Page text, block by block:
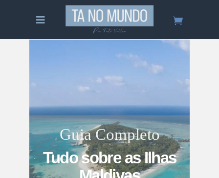
Guia Completo
Tudo sobre as Ilhas